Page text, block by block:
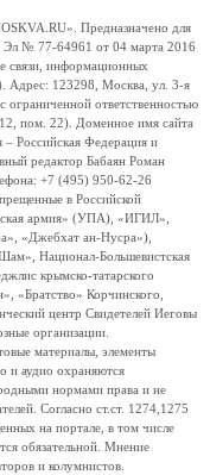
Предназначено для
Эл № 77-64961 от 04 марта 2016
связи, информационных
Адрес: 123298, Москва, ул. 3-я
ответственностью
пом. 22). Доменное имя сайта
Российская Федерация и
редактор Бабаян Роман
+7 (495) 950-62-26
в Российской
армия» (УПА), «ИГИЛ»,
«Джебхат ан-Нусра»),
Национал-Большевистская
крымско-татарского
«Братство» Корчинского,
центр Свидетелей Иеговы
организации.
материалы, элементы
и аудио охраняются
нормами права и не
Согласно ст.ст. 1274,1275
на портале, в том числе
обязательной. Мнение
и колумнистов.